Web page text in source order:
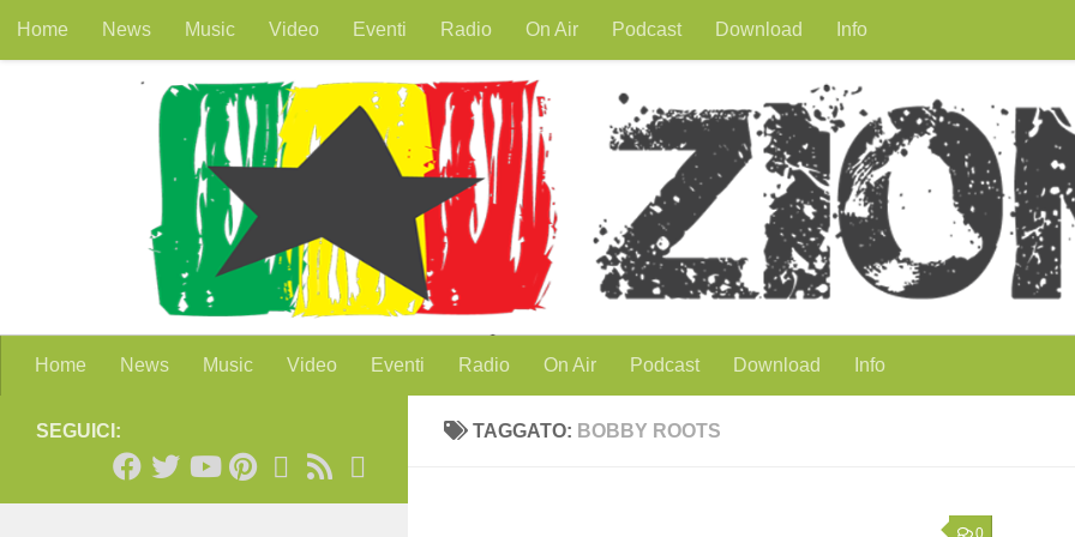
Salta al contenuto
Home News Music Video Eventi Radio On Air Podcast Download Info
Home News Music Video Eventi Radio On Air Podcast Download Info
TAGGATO: BOBBY ROOTS
0
SEGUICI: